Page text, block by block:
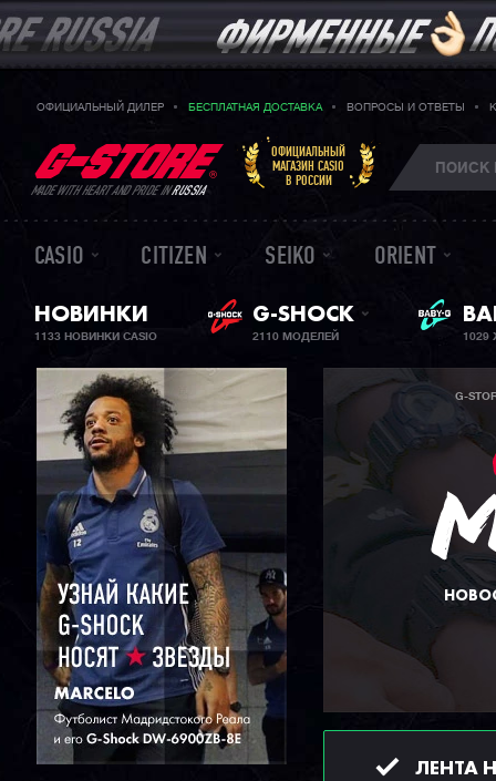
ОФИЦИАЛЬНЫЙ ДИЛЕР БЕСПЛАТНАЯ ДОСТАВКА ВОПРОСЫ И ОТВЕТЫ
MADE WITH HEART AND PRIDE INRUSSIA
ОФИЦИАЛЬНЫЙ
МАГАЗИН CASIO
В РОССИИ
CASIO CITIZEN SEIKO ORIENT
НОВИНКИ
1133 НОВИНКИ CASIO
G-SHOCK
2110 МОДЕЛЕЙ 1029
G-
ЛЕНТА